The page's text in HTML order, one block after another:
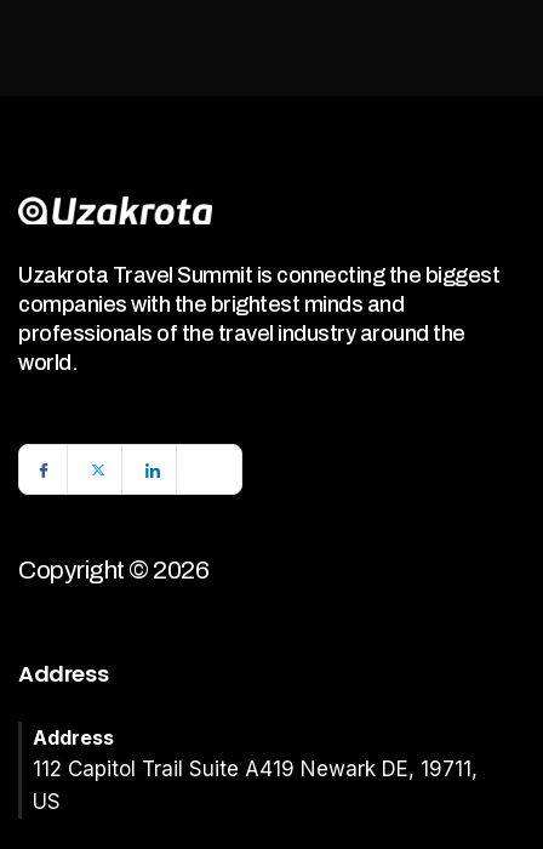
Uzakrota Travel Summit is connecting the biggest
companies with the brightest minds and
professionals of the travel industry around the
world.
Copyright © 2026
Address
Address
112 Capitol Trail Suite A419 Newark DE, 19711,
US